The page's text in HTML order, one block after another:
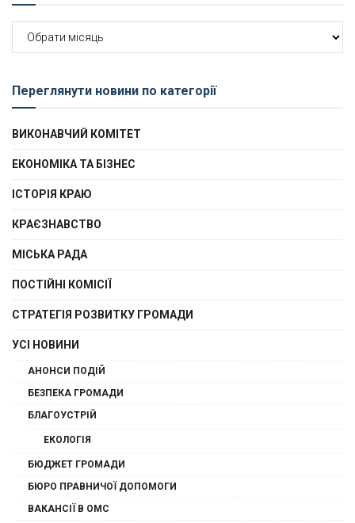
новин
Переглянути новини по категорії
ВИКОНАВЧИЙ КОМІТЕТ
ЕКОНОМІКА ТА БІЗНЕС
ІСТОРІЯ КРАЮ
КРАЄЗНАВСТВО
МІСЬКА РАДА
ПОСТІЙНІ КОМІСІЇ
СТРАТЕГІЯ РОЗВИТКУ ГРОМАДИ
УСІ НОВИНИ
АНОНСИ ПОДІЙ
БЕЗПЕКА ГРОМАДИ
БЛАГОУСТРІЙ
ЕКОЛОГІЯ
БЮДЖЕТ ГРОМАДИ
БЮРО ПРАВНИЧОЇ ДОПОМОГИ
ВАКАНСІЇ В ОМС